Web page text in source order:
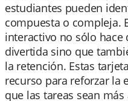
estudiantes pueden
compuesta o compleja.
interactivo no sólo hace
divertida sino que
la retención. Estas
recurso para reforzar la
que las tareas sean